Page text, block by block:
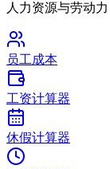
人力资源与劳动力
员工成本
工资计算器
休假计算器